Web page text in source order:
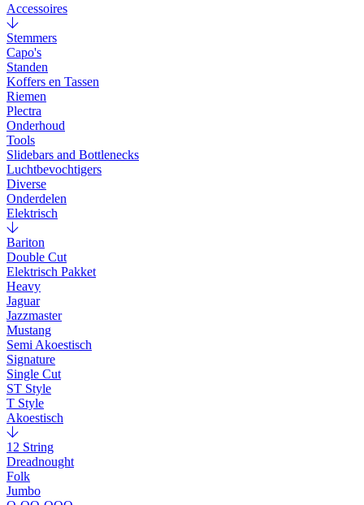
Accessoires
Stemmers
Capo's
Standen
Koffers en Tassen
Riemen
Plectra
Onderhoud
Tools
Slidebars and Bottlenecks
Luchtbevochtigers
Diverse
Onderdelen
Elektrisch
Bariton
Double Cut
Elektrisch Pakket
Heavy
Jaguar
Jazzmaster
Mustang
Semi Akoestisch
Signature
Single Cut
ST Style
T Style
Akoestisch
12 String
Dreadnought
Folk
Jumbo